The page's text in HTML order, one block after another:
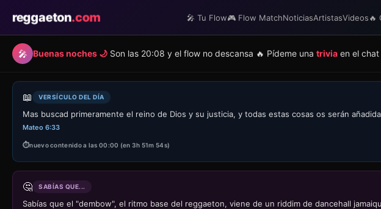
reggaeton.com 🎤 Tu Flow🎮 Flow MatchNoticiasArtistasVideos🔥
🎤 Buenas noches 🌙 Son las 20:08 y el flow no descansa 🔥 Pídeme una trivia en el
📖 VERSÍCULO DEL DÍA
Mas buscad primeramente el reino de Dios y su justicia, y todas estas cosas os serán
Mateo 6:33
nuevo contenido a las 00:00 (en 3h 51m 54s)
🤔 SABÍAS QUE...
Sabías que el "dembow", el ritmo base del reggaeton, viene de un riddim de dancehall